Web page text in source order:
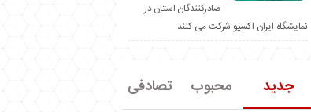
صادرکنندگان استان در
نمایشگاه ایران اکسپو شرکت می کنند
جدید محبوب تصادفی